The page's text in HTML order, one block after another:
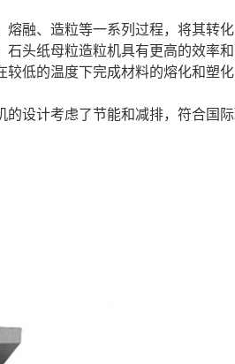
融、造粒等一系列过程，将其转
头纸母粒造粒机具有更高的效率和
低的温度下完成材料的熔化和塑
设计考虑了节能和减排，符合国